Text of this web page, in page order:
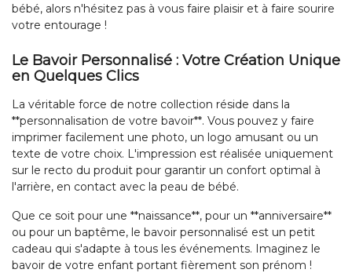
bébé, alors n'hésitez pas à vous faire plaisir et à faire sourire
votre entourage !
Le Bavoir Personnalisé : Votre Création Unique
en Quelques Clics
La véritable force de notre collection réside dans la
**personnalisation de votre bavoir**. Vous pouvez y faire
imprimer facilement une photo, un logo amusant ou un
texte de votre choix. L'impression est réalisée uniquement
sur le recto du produit pour garantir un confort optimal à
l'arrière, en contact avec la peau de bébé.
Que ce soit pour une **naissance**, pour un **anniversaire**
ou pour un baptême, le bavoir personnalisé est un petit
cadeau qui s'adapte à tous les événements. Imaginez le
bavoir de votre enfant portant fièrement son prénom !